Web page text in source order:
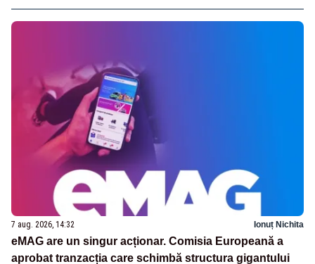
7 aug. 2026, 14:32 Ionuț Nichita
eMAG are un singur acționar. Comisia Europeană a
aprobat tranzacția care schimbă structura gigantului